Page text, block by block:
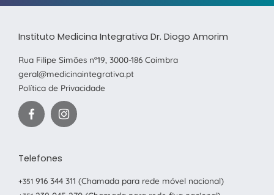
Instituto Medicina Integrativa Dr. Diogo Amorim
Rua Filipe Simões nº19, 3000-186 Coimbra
geral@medicinaintegrativa.pt
Política de Privacidade
Telefones
+351 916 344 311 (Chamada para rede móvel nacional)